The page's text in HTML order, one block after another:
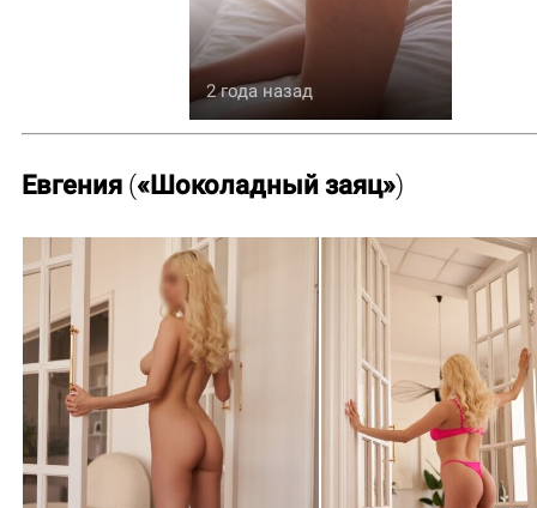
2 года назад
Евгения («Шоколадный заяц»)